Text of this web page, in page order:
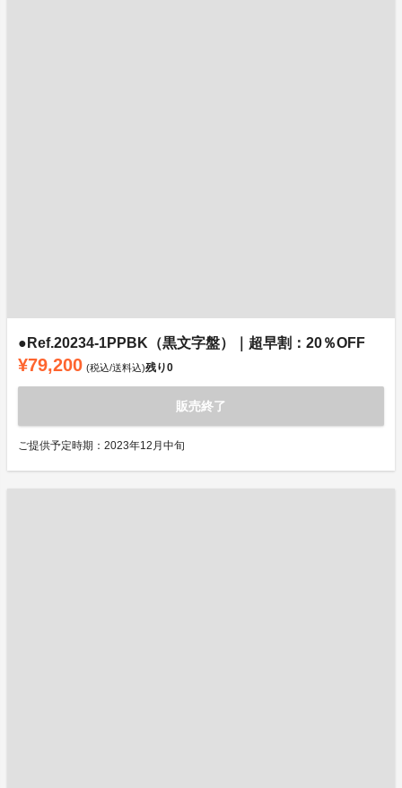
●Ref.20234-1PPBK（黒文字盤）｜超早割：20％OFF
¥79,200 (税込/送料込)残り0
販売終了
ご提供予定時期：2023年12月中旬